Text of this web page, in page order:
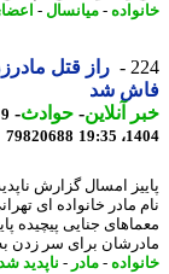
- میانسال-اعضای
راز قتل مادرزن
شد
آنلاین-حوادث -
79820688
مادر خانواده ای تهرانی،
جنایی پیچیده
برای سر زدن به ...
- مادر -ناپدید شدن-